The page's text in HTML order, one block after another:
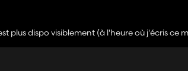
plus dispo visiblement (à l'heure où j'écris ce